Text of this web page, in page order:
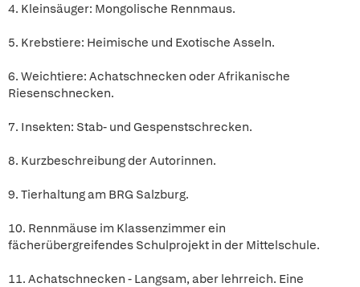
4. Kleinsäuger: Mongolische Rennmaus.
5. Krebstiere: Heimische und Exotische Asseln.
6. Weichtiere: Achatschnecken oder Afrikanische
Riesenschnecken.
7. Insekten: Stab- und Gespenstschrecken.
8. Kurzbeschreibung der Autorinnen.
9. Tierhaltung am BRG Salzburg.
10. Rennmäuse im Klassenzimmer ein
fächerübergreifendes Schulprojekt in der Mittelschule.
11. Achatschnecken - Langsam, aber lehrreich. Eine